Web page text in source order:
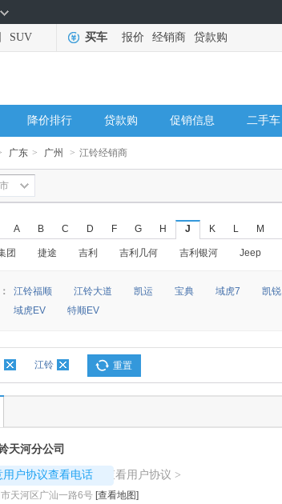
SUV 买车 报价 经销商 贷款购
降价排行 贷款购 促销信息 二手车
广东 > 广州 > 江铃经销商
A B C D F G H J K L M
团 捷途 吉利 吉利几何 吉利银河 Jeep
江铃福顺 江铃大道 凯运 宝典 域虎7 凯锐
域虎EV
特顺EV
江铃 重置
天河分公司
用户协议查看电话
2629 查看用户协议 >
天河区广汕一路6号 [查看地图]